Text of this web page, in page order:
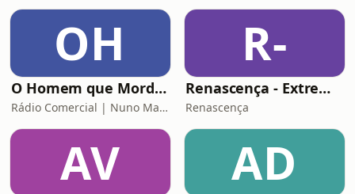
OH
O Homem que Mordeu o Cão
Rádio Comercial | Nuno Markl
R-
Renascença - Extremamente Desagradável
Renascença
AV AD